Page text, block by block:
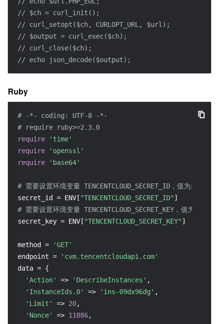
// $ch = curl_init();
// curl_setopt($ch, CURLOPT_URL, $url);
// $output = curl_exec($ch);
// curl_close($ch);
// echo json_decode($output);
Ruby
# -*- coding: UTF-8 -*-
# require ruby>=2.3.0
require
'time'
require
'openssl'
require
'base64'
# 需要设置环境变量 TENCENTCLOUD_SECRET_ID，值
secret_id = ENV[ "TENCENTCLOUD_SECRET_ID"
# 需要设置环境变量 TENCENTCLOUD_SECRET_KEY，
secret_key = ENV[ "TENCENTCLOUD_SECRET_KEY" ]
method =
'GET'
endpoint =
'cvm.tencentcloudapi.com'
data = {
'Action'
=> 'DescribeInstances' ,
'InstanceIds.0'
=> 'ins-09dx96dg' ,
'Limit'
=> 20,
'Nonce'
=> 11886,